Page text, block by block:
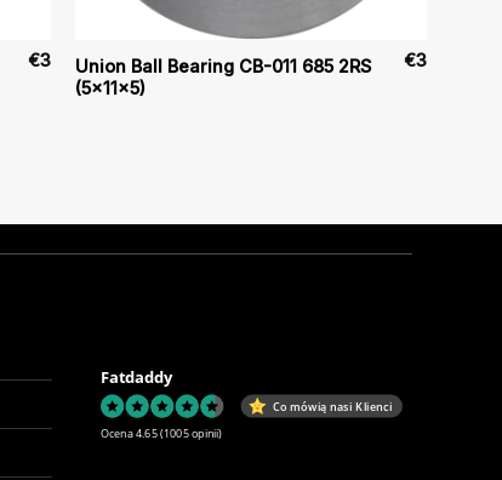
€3
Union Ball Bearing CB-011 685 2RS
(5x11x5)
€3
Fatdaddy
Co mówią nasi Klienci
Ocena 4.65 (1005 opinii)